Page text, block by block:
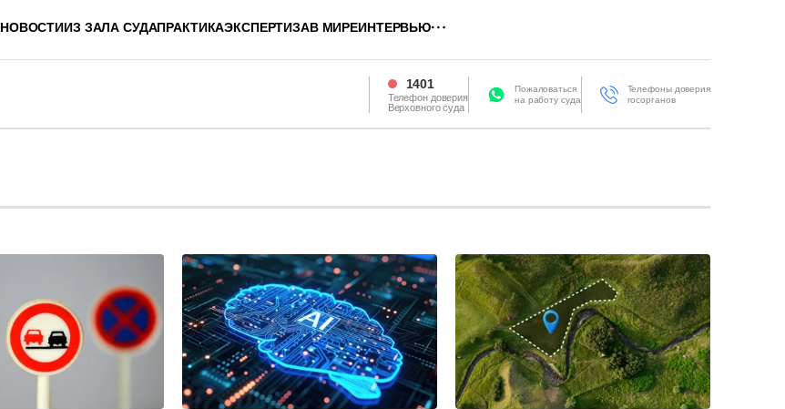
НОВОСТИИЗ ЗАЛА СУДАПРАКТИКАЭКСПЕРТИЗАВ МИРЕИНТЕРВЬЮ
1401
Телефон доверия
Верховного суда
Пожаловаться
на работу суда
Телефоны доверия
госорганов